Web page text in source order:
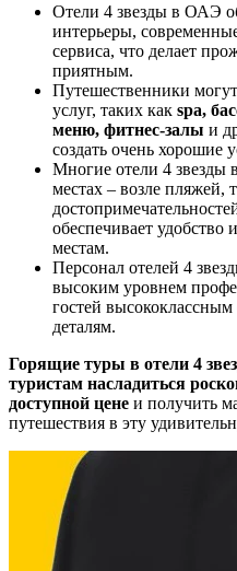
Отели 4 звезды в ОАЭ
интерьеры,
сервиса, что делает
приятным.
Путешественники
услуг, таких как spa,
меню, фитнес-залы и
создать очень хорошие
Многие отели 4
местах – возле пляжей,
обеспечивает удобство
местам.
Персонал отелей 4
высоким уровнем
гостей
деталям.
Горящие туры в отели 4
туристам насладиться
доступной цене и получить
путешествия в эту